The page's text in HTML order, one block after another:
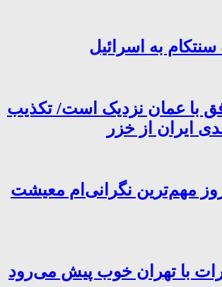
به اسرائیل
با عمان نزدیک است/ تکذیب
مهم‌ترین نگرانی‌ام معیشت
با تهران خوب پیش می‌رود